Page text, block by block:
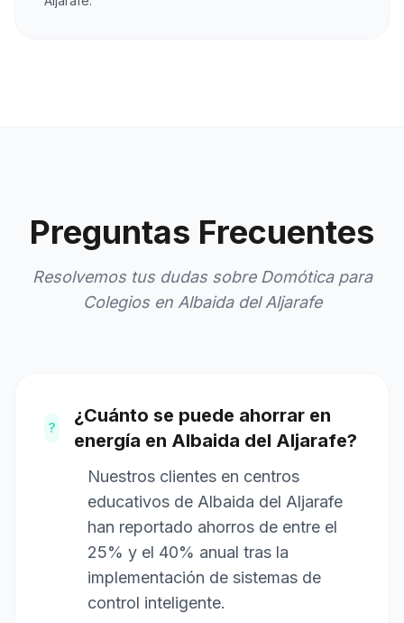
Preguntas Frecuentes
Resolvemos tus dudas sobre Domótica para
Colegios en Albaida del Aljarafe
?
¿Cuánto se puede ahorrar en
energía en Albaida del Aljarafe?
Nuestros clientes en centros
educativos de Albaida del Aljarafe
han reportado ahorros de entre el
25% y el 40% anual tras la
implementación de sistemas de
control inteligente.